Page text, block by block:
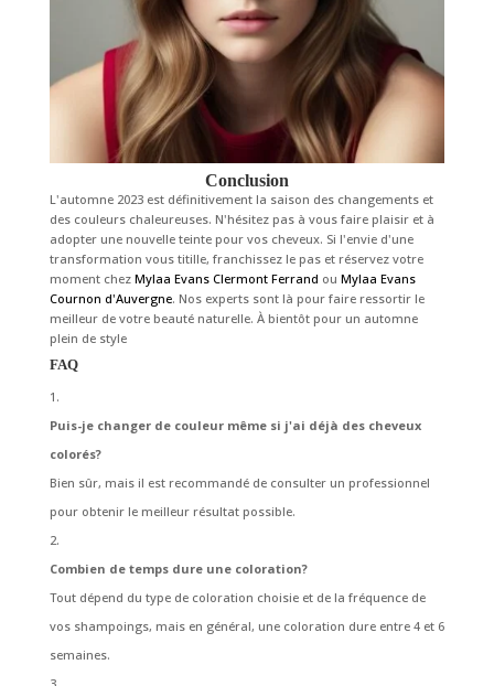
Conclusion
L'automne 2023 est définitivement la saison des changements et
des couleurs chaleureuses. N'hésitez pas à vous faire plaisir et à
adopter une nouvelle teinte pour vos cheveux. Si l'envie d'une
transformation vous titille, franchissez le pas et réservez votre
moment chezMylaa Evans Clermont Ferrand ou Mylaa Evans
Cournon d'Auvergne. Nos experts sont là pour faire ressortir le
meilleur de votre beauté naturelle. À bientôt pour un automne
plein de style
FAQ
Puis-je changer de couleur même si j'ai déjà des cheveux
colorés?
Bien sûr, mais il est recommandé de consulter un professionnel
pour obtenir le meilleur résultat possible.
Combien de temps dure une coloration?
Tout dépend du type de coloration choisie et de la fréquence de
vos shampoings, mais en général, une coloration dure entre 4 et 6
semaines.